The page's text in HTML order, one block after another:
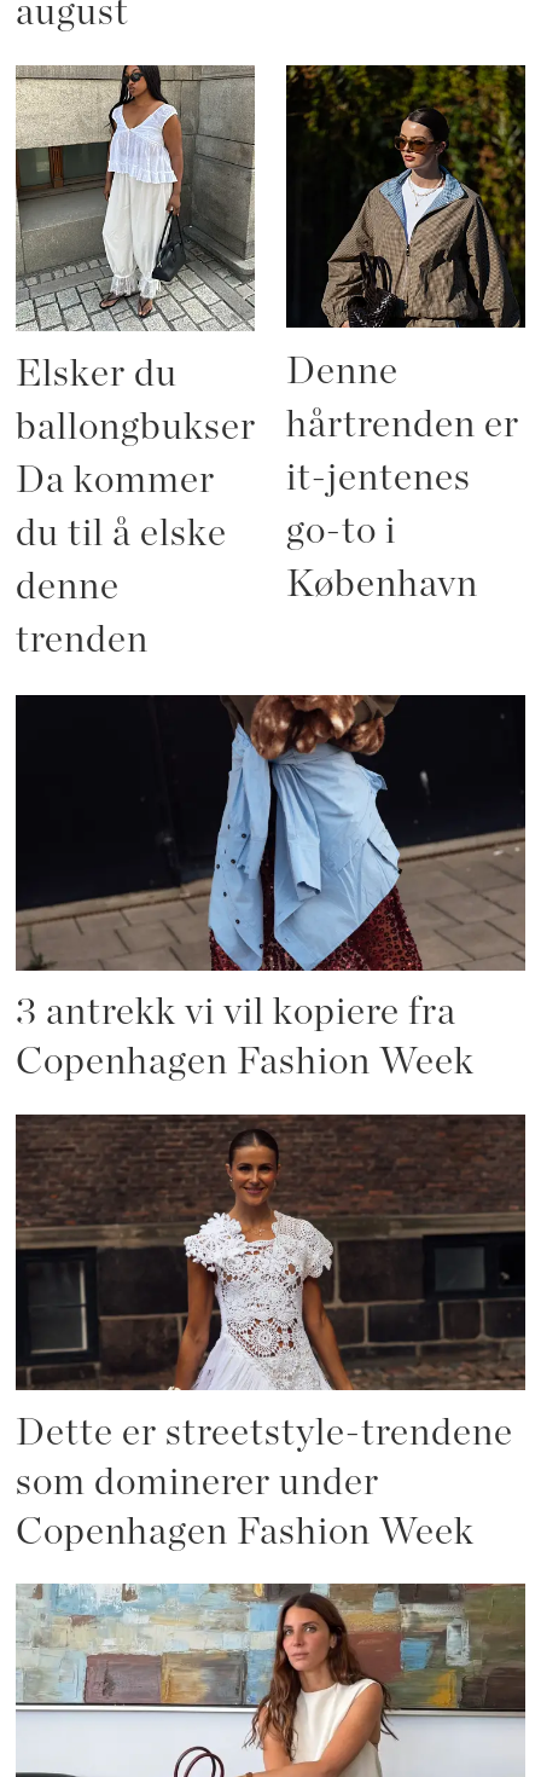
august
Elsker du
ballongbukser?
Da kommer
du til å elske
denne
trenden
Denne
hårtrenden er
it-jentenes
go-to i
København
3 antrekk vi vil kopiere fra
Copenhagen Fashion Week
Dette er streetstyle-trendene
som dominerer under
Copenhagen Fashion Week